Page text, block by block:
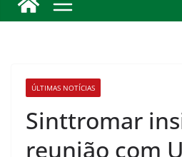
ÚLTIMAS NOTÍCIAS
Sinttromar
reunião com